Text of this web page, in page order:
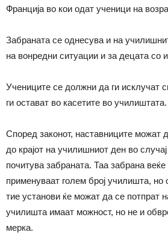
Франција во кои одат ученици на
Забраната се однесува и на
на вонредни ситуации и за децата со
Учениците се должни да ги исклучат
ги остават во касетите во училиштата.
Според законот, наставниците можат
до крајот на училишниот ден во
почитува забраната. Таа забрана веќе
применуваат голем број училишта, но
тие установи ќе можат да се потпрат
училишта имаат можност, но не и
мерка.